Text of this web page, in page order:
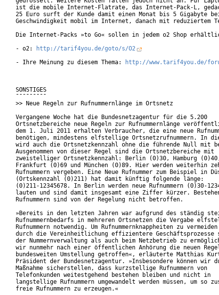
ist die mobile Internet-Flatrate, das Internet-Pack-L,
25 Euro surft der Kunde damit einen Monat bis 5 Gigabyte
Geschwindigkeit mobil im Internet, danach mit reduziertem
Die Internet-Packs »to Go« sollen in jedem o2 Shop
- o2:
http://tarif4you.de/goto/s/O2
- Ihre Meinung zu diesem Thema:
http://www.tarif4you.de/
SONSTIGES
¯¯¯¯¯¯¯¯¯
>> Neue Regeln zur Rufnummernlänge im Ortsnetz
Vergangene Woche hat die Bundesnetzagentur für die 5.200
Ortsnetzbereiche neue Regeln zur Rufnummernlänge
dem 1. Juli 2011 erhalten Verbraucher, die eine neue
benötigen, mindestens elfstellige Ortsnetzrufnummern. In
wird auch die Ortsnetzkennzahl ohne die führende Null mit
Ausgenommen von dieser Regel sind die Ortsnetzbereiche mit
zweistelliger Ortsnetzkennzahl: Berlin (0)30, Hamburg
Frankfurt (0)69 und München (0)89. Hier werden weiterhin
Rufnummern vergeben. Eine Neue Rufnummer zum Beispiel in
(Ortskennzahl (0)211) hat damit künftig folgende länge:
(0)211-12345678. In Berlin werden neue Rufnummern (0)30-
lauten und sind damit insgesamt eine Ziffer kürzer.
Rufnummern sind von der Regelung nicht betroffen.
»Bereits in den letzten Jahren war aufgrund des ständig
Rufnummernbedarfs in mehreren Ortsnetzen die Vergabe
Rufnummern notwendig. Um Rufnummernknappheiten zu
durch die Vereinheitlichung effizientere Geschäftsprozesse
der Nummernverwaltung als auch beim Netzbetrieb zu
wir nunmehr nach einer öffentlichen Anhörung die neuen
bundesweiten Umstellung getroffen«, erläuterte Matthias
Präsident der Bundesnetzagentur. »Insbesondere können wir
Maßnahme sicherstellen, dass kurzstellige Rufnummern von
Telefonkunden weitestgehend bestehen bleiben und nicht in
langstellige Rufnummern umgewandelt werden müssen, um so
freie Rufnummern zu erzeugen.«